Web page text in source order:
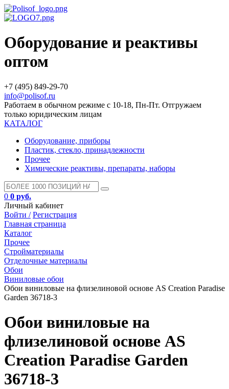
Оборудование и реактивы
оптом
+7 (495) 849-29-70
info@polisof.ru
Работаем в обычном режиме с 10-18, Пн-Пт. Отгружаем
только юридическим лицам
КАТАЛОГ
Оборудование, приборы
Пластик, стекло, принадлежности
Прочее
Химические реактивы, препараты, наборы
0 0 руб.
Личный кабинет
Войти / Регистрация
Главная страница
Каталог
Прочее
Стройматериалы
Отделочные материалы
Обои
Виниловые обои
Обои виниловые на флизелиновой основе AS Creation Paradise
Garden 36718-3
Обои виниловые на
флизелиновой основе AS
Creation Paradise Garden
36718-3